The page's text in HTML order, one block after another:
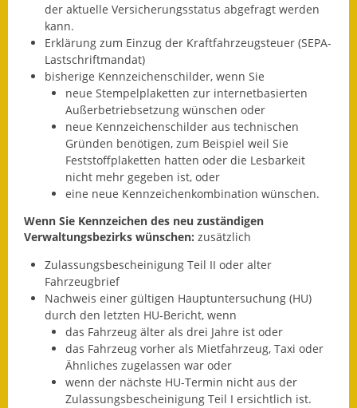
Feuerwehr
Freizeit- & Sportstätten
Gesundheit & Soziales
Kirchen
Termine &
Veranstaltungen
Wirtschaft
Baumaßnahmen
Firmenliste
der aktuelle Versicherungsstatus abgefragt werden
kann.
Erklärung zum Einzug der Kraftfahrzeugsteuer (SEPA-
Lastschriftmandat)
bisherige Kennzeichenschilder, wenn Sie
neue Stempelplaketten zur internetbasierten
Außerbetriebsetzung wünschen oder
neue Kennzeichenschilder aus technischen
Gründen benötigen, zum Beispiel weil Sie
Feststoffplaketten hatten oder die Lesbarkeit
nicht mehr gegeben ist, oder
eine neue Kennzeichenkombination wünschen.
Wenn Sie Kennzeichen des neu zuständigen
Verwaltungsbezirks wünschen: zusätzlich
Zulassungsbescheinigung Teil II oder alter
Fahrzeugbrief
Nachweis einer gültigen Hauptuntersuchung (HU)
durch den letzten HU-Bericht, wenn
das Fahrzeug älter als drei Jahre ist oder
das Fahrzeug vorher als Mietfahrzeug, Taxi oder
Ähnliches zugelassen war oder
wenn der nächste HU-Termin nicht aus der
Zulassungsbescheinigung Teil I ersichtlich ist.